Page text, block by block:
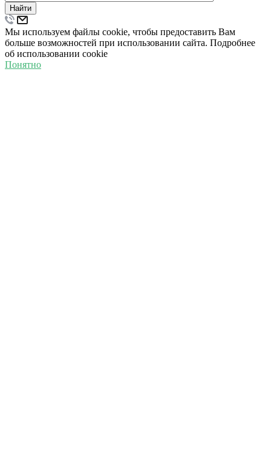
Найти
Мы используем файлы cookie, чтобы предоставить Вам
больше возможностей при использовании сайта. Подробнее
об использовании cookie
Понятно